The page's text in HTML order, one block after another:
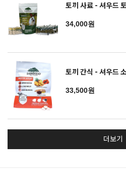
토끼 사료 - 셔우드
34,000원
토끼 간식 - 셔우드
33,500원
더보기